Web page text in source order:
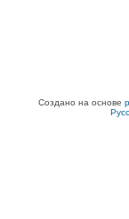
Создано на основе